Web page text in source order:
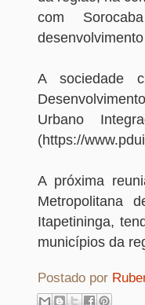
com
A sociedade
Urbano
(https://
A próxima
Metropolitana
Itapetininga,
municípios da
Postado por